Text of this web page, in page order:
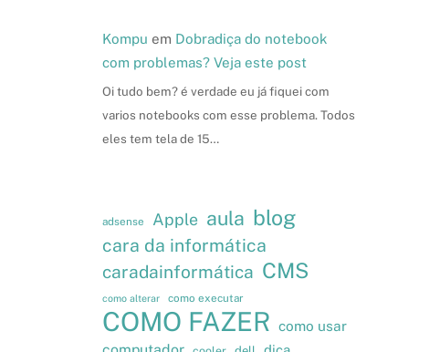
Kompu em Dobradiça do notebook
com problemas? Veja este post
Oi tudo bem? é verdade eu já fiquei com
varios notebooks com esse problema. Todos
eles tem tela de 15…
adsense Apple aula blog
cara da informática
caradainformática CMS
como alterar como executar
COMO FAZER como usar